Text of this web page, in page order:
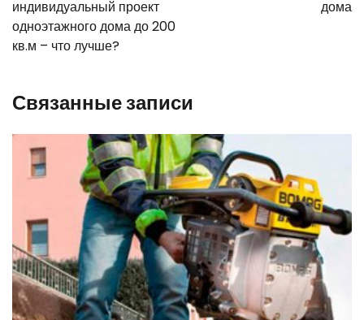
записям
индивидуальный проект
одноэтажного дома до 200
кв.м – что лучше?
дома
Связанные записи